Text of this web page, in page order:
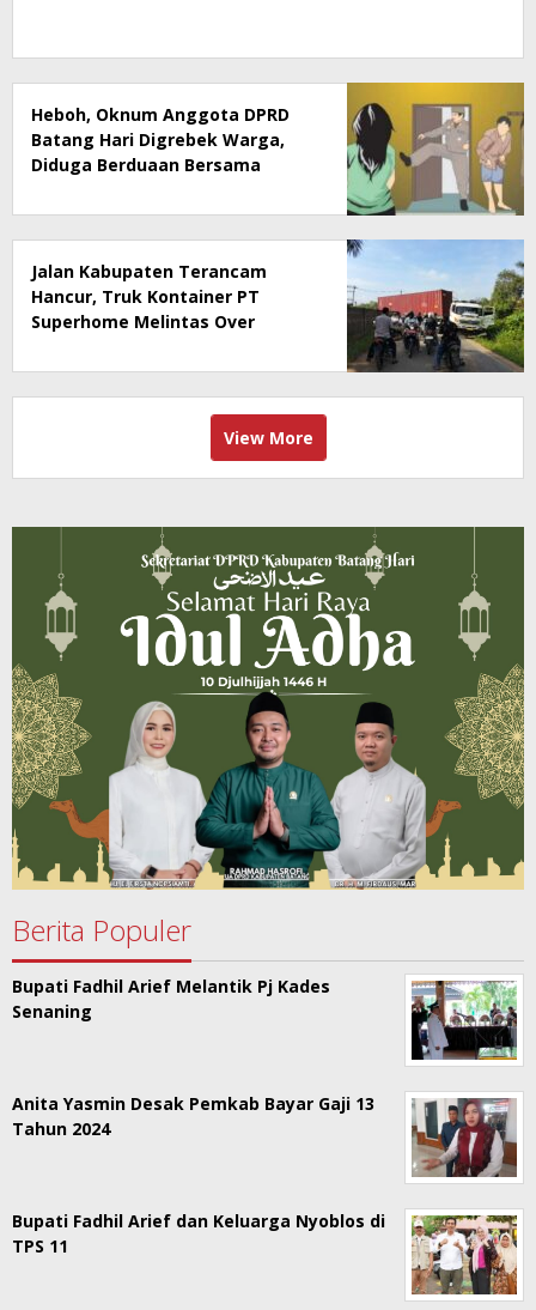
Heboh, Oknum Anggota DPRD
Batang Hari Digrebek Warga,
Diduga Berduaan Bersama
Jalan Kabupaten Terancam
Hancur, Truk Kontainer PT
Superhome Melintas Over
View More
Berita Populer
Bupati Fadhil Arief Melantik Pj Kades
Senaning
Anita Yasmin Desak Pemkab Bayar Gaji 13
Tahun 2024
Bupati Fadhil Arief dan Keluarga Nyoblos di
TPS 11